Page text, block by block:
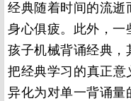
经典随着时间的流逝
身心俱疲。此外，一
孩子机械背诵经典，
把经典学习的真正
异化为对单一背诵量